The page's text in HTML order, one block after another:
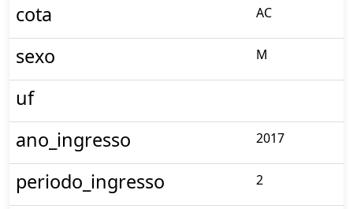
cota AC
sexo M
uf
ano_ingresso
2017
periodo_ingresso 2